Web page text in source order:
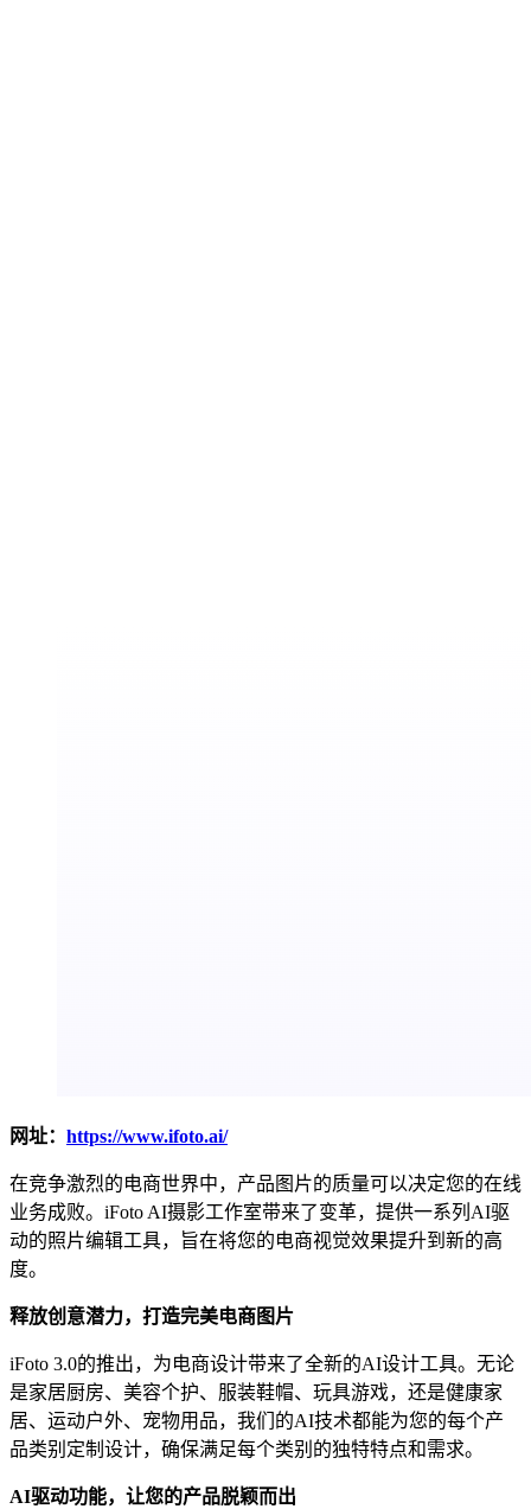
网址： https://www.ifoto.ai/
在竞争激烈的电商世界中，产品图片的质量可以决定您的在线
业务成败。iFoto AI摄影工作室带来了变革，提供一系列AI驱
动的照片编辑工具，旨在将您的电商视觉效果提升到新的高
度。
释放创意潜力，打造完美电商图片
iFoto 3.0的推出，为电商设计带来了全新的AI设计工具。无论
是家居厨房、美容个护、服装鞋帽、玩具游戏，还是健康家
居、运动户外、宠物用品，我们的AI技术都能为您的每个产
品类别定制设计，确保满足每个类别的独特特点和需求。
AI驱动功能，让您的产品脱颖而出